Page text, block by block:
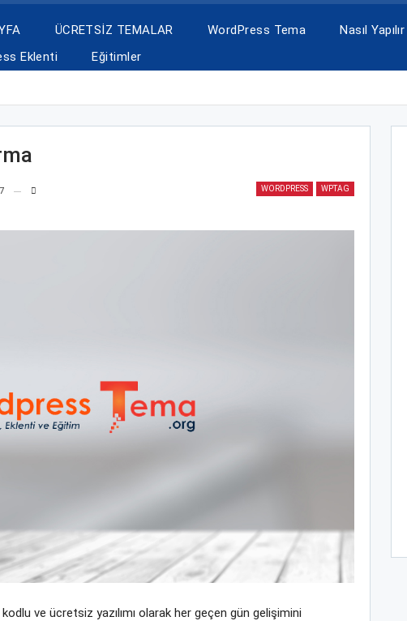
ÜCRETSİZ TEMALAR WordPress Tema Nasıl Yapılır
Eklenti
Eğitimler
WORDPRESS WPTAG
7
ve ücretsiz yazılımı olarak her geçen gün gelişimini